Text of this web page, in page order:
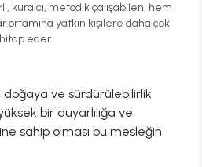
kuralcı, metodik çalışabilen, hem
ortamına yatkın kişilere daha çok
hitap eder.
doğaya ve sürdürülebilirlik
bir duyarlılığa ve
sahip olması bu mesleğin